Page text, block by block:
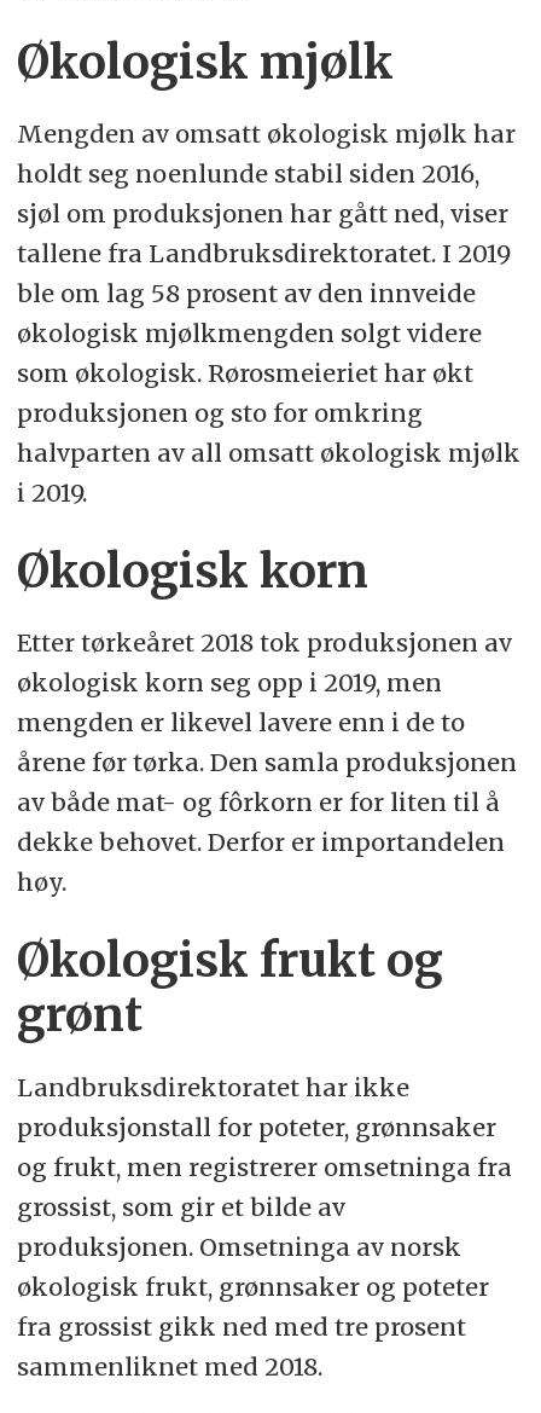
Økologisk mjølk
Mengden av omsatt økologisk mjølk har
holdt seg noenlunde stabil siden 2016,
sjøl om produksjonen har gått ned, viser
tallene fra Landbruksdirektoratet. I 2019
ble om lag 58 prosent av den innveide
økologisk mjølkmengden solgt videre
som økologisk. Rørosmeieriet har økt
produksjonen og sto for omkring
halvparten av all omsatt økologisk mjølk
i 2019.
Økologisk korn
Etter tørkeåret 2018 tok produksjonen av
økologisk korn seg opp i 2019, men
mengden er likevel lavere enn i de to
årene før tørka. Den samla produksjonen
av både mat- og fôrkorn er for liten til å
dekke behovet. Derfor er importandelen
høy.
Økologisk frukt og
grønt
Landbruksdirektoratet har ikke
produksjonstall for poteter, grønnsaker
og frukt, men registrerer omsetninga fra
grossist, som gir et bilde av
produksjonen. Omsetninga av norsk
økologisk frukt, grønnsaker og poteter
fra grossist gikk ned med tre prosent
sammenliknet med 2018.